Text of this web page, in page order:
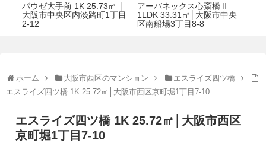
ベルビュー7番館 1DK 33.07
㎡│大阪市天王寺区 清水谷
町1-14
シーズアパートメント中之
島 1LDK 31.54㎡｜大阪市北
区 菅原町6-11
ホーム 大阪市西区のマンション
エスライズ四ツ橋
エスライズ四ツ橋 1K 25.72㎡│大阪市西区京町堀1丁目7-10
エスライズ四ツ橋 1K 25.72㎡│大阪市西区
京町堀1丁目7-10